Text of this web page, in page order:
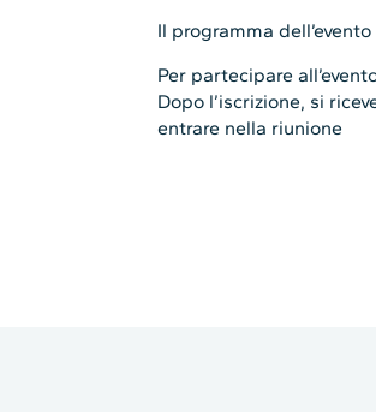
Il programma
Per partecipare
Dopo l’iscrizione, si
entrare nella riunione